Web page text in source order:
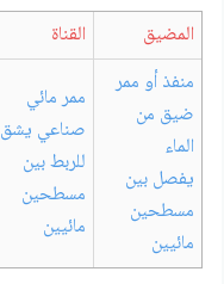
المضيق
القناة
منفذ أو ممر
ضيق من
الماء
يفصل بين
مسطحين
مائيين
ممر مائي
صناعي يشق
للربط بين
مسطحين
مائيين